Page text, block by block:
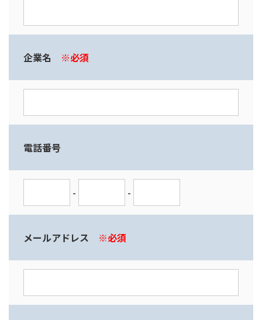
企業名 ※必須
電話番号
- -
メールアドレス ※必須